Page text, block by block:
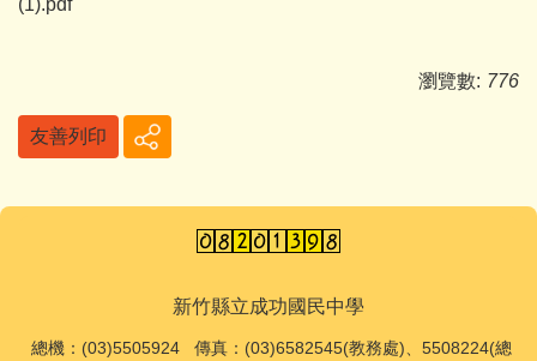
(1).pdf
瀏覽數: 776
友善列印
新竹縣立成功國民中學
總機：(03)5505924 傳真：(03)6582545(教務處)、5508224(總